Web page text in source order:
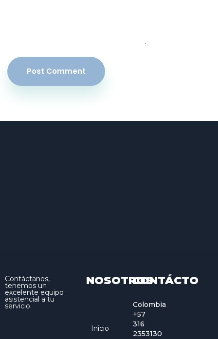
Post Comment
Contáctanos,
tenemos un
excelente equipo
asistencial a tu
servicio.
NOSOTROS
Inicio
CONTÁCTO
Colombia
+57
316
2353130